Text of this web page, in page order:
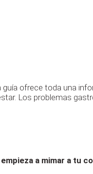
ofrece toda una
Los problemas
a mimar a tu